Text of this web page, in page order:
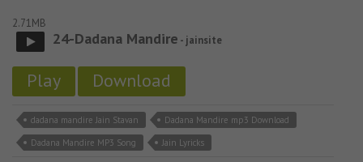
2.71MB
24-Dadana Mandire - jainsite
Play Download
dadana mandire Jain Stavan
Dadana Mandire mp3 Download
Dadana Mandire MP3 Song
Jain Lyricks